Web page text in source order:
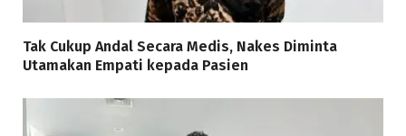
Tak Cukup Andal Secara Medis, Nakes Diminta
Utamakan Empati kepada Pasien